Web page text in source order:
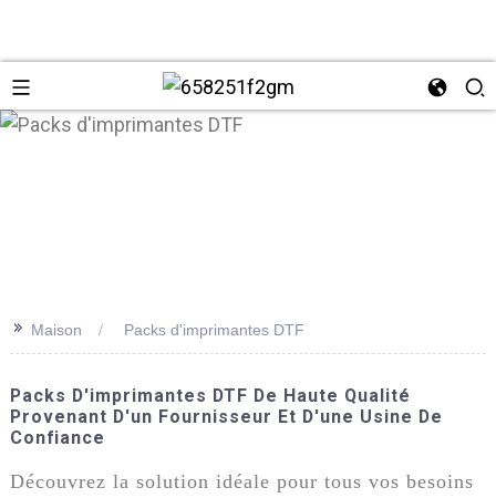
>> Maison Packs d'imprimantes DTF
Packs D'imprimantes DTF De Haute Qualité
Provenant D'un Fournisseur Et D'une Usine De
Confiance
Découvrez la solution idéale pour tous vos besoins